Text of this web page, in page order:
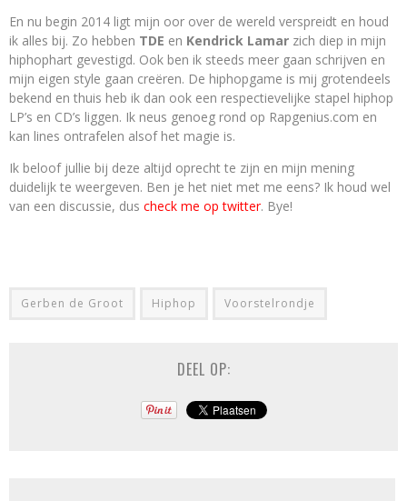
En nu begin 2014 ligt mijn oor over de wereld verspreidt en houd
ik alles bij. Zo hebben TDE en Kendrick Lamar zich diep in mijn
hiphophart gevestigd. Ook ben ik steeds meer gaan schrijven en
mijn eigen style gaan creëren. De hiphopgame is mij grotendeels
bekend en thuis heb ik dan ook een respectievelijke stapel hiphop
LP’s en CD’s liggen. Ik neus genoeg rond op Rapgenius.com en
kan lines ontrafelen alsof het magie is.
Ik beloof jullie bij deze altijd oprecht te zijn en mijn mening
duidelijk te weergeven. Ben je het niet met me eens? Ik houd wel
van een discussie, dus check me op twitter. Bye!
Gerben de Groot Hiphop Voorstelrondje
DEEL OP: